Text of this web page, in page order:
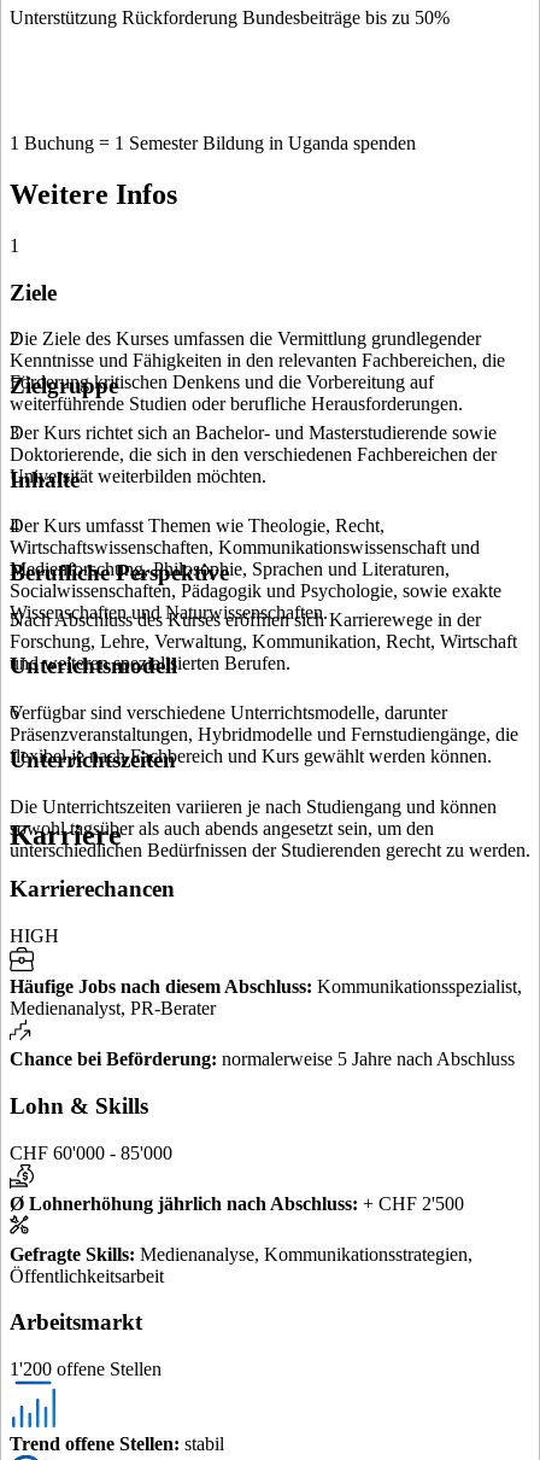
Unterstützung Rückforderung Bundesbeiträge bis zu 50%
1 Buchung = 1 Semester Bildung in Uganda spenden
Weitere Infos
1
Ziele
Die Ziele des Kurses umfassen die Vermittlung grundlegender
Kenntnisse und Fähigkeiten in den relevanten Fachbereichen, die
Förderung kritischen Denkens und die Vorbereitung auf
weiterführende Studien oder berufliche Herausforderungen.
2
Zielgruppe
Der Kurs richtet sich an Bachelor- und Masterstudierende sowie
Doktorierende, die sich in den verschiedenen Fachbereichen der
Universität weiterbilden möchten.
3
Inhalte
Der Kurs umfasst Themen wie Theologie, Recht,
Wirtschaftswissenschaften, Kommunikationswissenschaft und
Medienforschung, Philosophie, Sprachen und Literaturen,
Socialwissenschaften, Pädagogik und Psychologie, sowie exakte
Wissenschaften und Naturwissenschaften.
4
Berufliche Perspektive
Nach Abschluss des Kurses eröffnen sich Karrierewege in der
Forschung, Lehre, Verwaltung, Kommunikation, Recht, Wirtschaft
und weiteren spezialisierten Berufen.
5
Unterichtsmodell
Verfügbar sind verschiedene Unterrichtsmodelle, darunter
Präsenzveranstaltungen, Hybridmodelle und Fernstudiengänge, die
flexibel je nach Fachbereich und Kurs gewählt werden können.
6
Unterrichtszeiten
Die Unterrichtszeiten variieren je nach Studiengang und können
sowohl tagsüber als auch abends angesetzt sein, um den
unterschiedlichen Bedürfnissen der Studierenden gerecht zu werden.
Karriere
Karrierechancen
HIGH
Häufige Jobs nach diesem Abschluss: Kommunikationsspezialist,
Medienanalyst, PR-Berater
Chance bei Beförderung: normalerweise 5 Jahre nach Abschluss
Lohn & Skills
CHF 60'000 - 85'000
Ø Lohnerhöhung jährlich nach Abschluss: + CHF 2'500
Gefragte Skills: Medienanalyse, Kommunikationsstrategien,
Öffentlichkeitsarbeit
Arbeitsmarkt
1'200 offene Stellen
Trend offene Stellen: stabil